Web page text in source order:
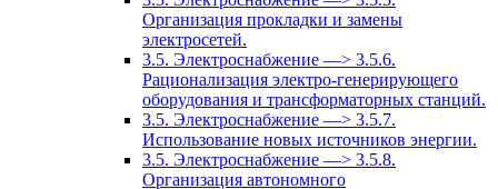
Организация прокладки и замены
электросетей.
3.5. Электроснабжение —> 3.5.6.
Рационализация электро-генерирующего
оборудования и трансформаторных станций.
3.5. Электроснабжение —> 3.5.7.
Использование новых источников энергии.
3.5. Электроснабжение —> 3.5.8.
Организация автономного